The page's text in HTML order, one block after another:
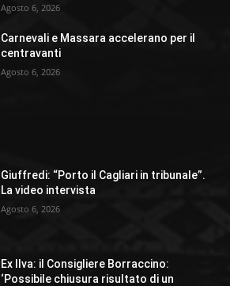
Agosto 6, 2026
Carnevali e Massara accelerano per il
centravanti
Agosto 6, 2026
Giuffredi: “Porto il Cagliari in tribunale”.
La video intervista
Agosto 6, 2026
Ex Ilva: il Consigliere Borraccino:
‘Possibile chiusura risultato di un